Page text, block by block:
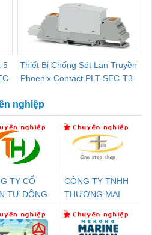
5
Thiết Bị Chống Sét Lan Truyền
Phoenix Contact PLT-SEC-T3-
nghiệp
TY CỔ
TỰ ĐỘNG
CÔNG TY TNHH
THƯƠNG MẠI
NAM